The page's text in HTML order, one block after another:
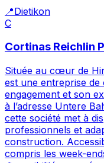
📍Dietikon
C
Cortinas Reichlin
Située au cœur de
est une entreprise
engagement et son
à l’adresse Untere
cette société met à
professionnels et
construction.
compris les week-